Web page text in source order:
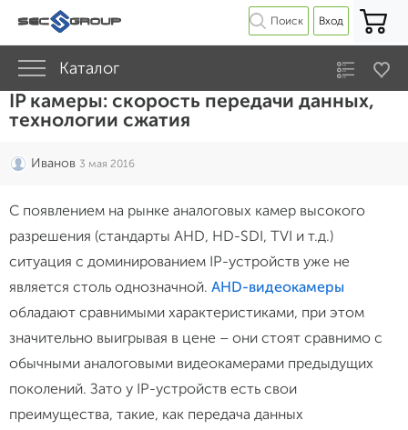
Поиск Вход
Каталог
IP камеры: скорость передачи данных,
технологии сжатия
Иванов 3 мая 2016
С появлением на рынке аналоговых камер высокого
разрешения (стандарты AHD, HD-SDI, TVI и т.д.)
ситуация с доминированием IP-устройств уже не
является столь однозначной. AHD-видеокамеры
обладают сравнимыми характеристиками, при этом
значительно выигрывая в цене – они стоят сравнимо с
обычными аналоговыми видеокамерами предыдущих
поколений. Зато у IP-устройств есть свои
преимущества, такие, как передача данных